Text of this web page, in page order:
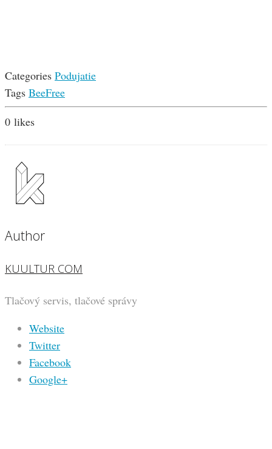
Categories Podujatie
Tags BeeFree
0 likes
Author
KUULTUR COM
Tlačový servis, tlačové správy
Website
Twitter
Facebook
Google+